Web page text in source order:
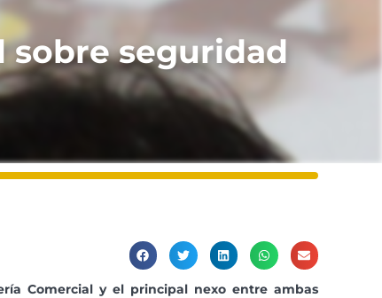
sobre seguridad
Comercial y el principal nexo entre ambas